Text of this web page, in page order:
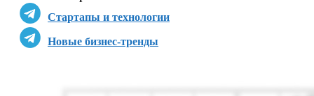
Стартапы и технологии
Новые бизнес-тренды